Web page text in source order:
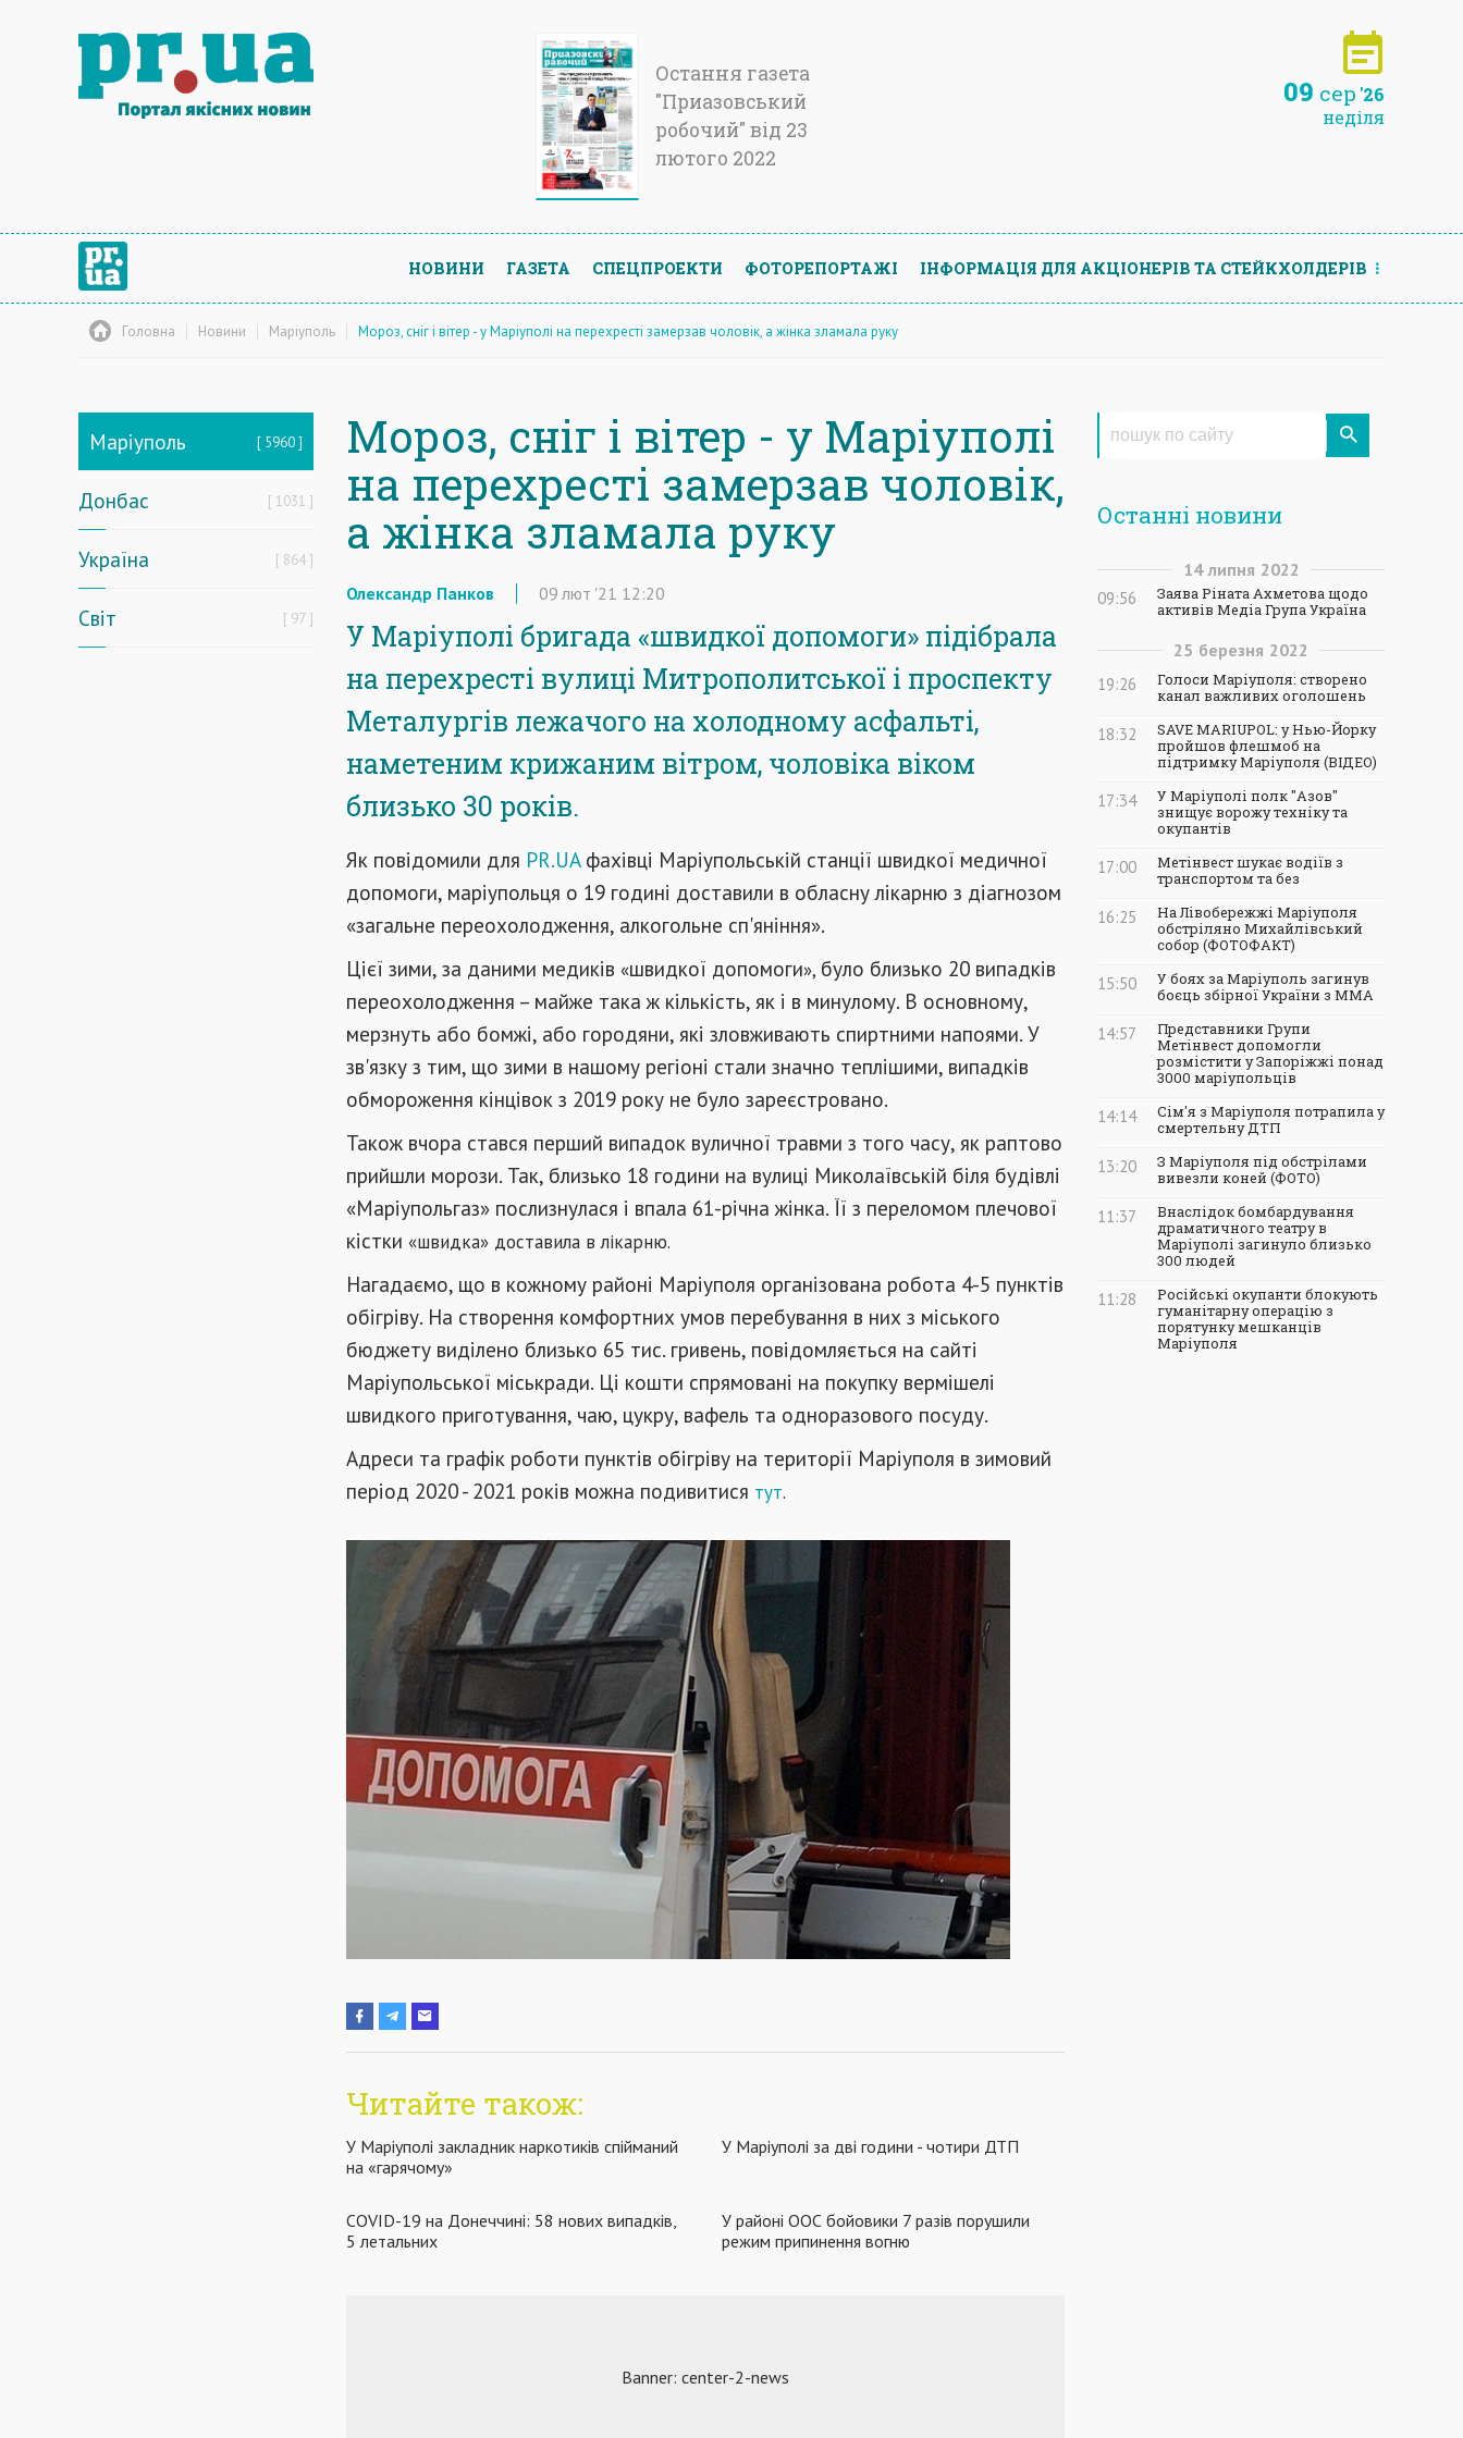
Остання газета
"Приазовський
робочий" від 23
лютого 2022
09 сер '26
неділя
НОВИНИ ГАЗЕТА СПЕЦПРОЕКТИ ФОТОРЕПОРТАЖІ ІНФОРМАЦIЯ ДЛЯ АКЦIОНЕРIВ ТА СТЕЙКХОЛДЕРIВ
Головна Новини Маріуполь Мороз, сніг і вітер - у Маріуполі на перехресті замерзав чоловік, а жінка зламала руку
Маріуполь 5960
Донбас 1031
Україна 864
Світ 97
Мороз, сніг і вітер - у Маріуполі
на перехресті замерзав чоловік,
а жінка зламала руку
Олександр Панков 09 лют '21 12:20
У Маріуполі бригада «швидкої допомоги» підібрала
на перехресті вулиці Митрополитської і проспекту
Металургів лежачого на холодному асфальті,
наметеним крижаним вітром, чоловіка віком
близько 30 років.
Як повідомили для PR.UAфахівці Маріупольській станції швидкої медичної
допомоги, маріупольця о 19 годині доставили в обласну лікарню з діагнозом
«загальне переохолодження, алкогольне сп'яніння».
Цієї зими, за даними медиків «швидкої допомоги», було близько 20 випадків
переохолодження – майже така ж кількість, як і в минулому. В основному,
мерзнуть або бомжі, або городяни, які зловживають спиртними напоями. У
зв'язку з тим, що зими в нашому регіоні стали значно теплішими, випадків
обмороження кінцівок з 2019 року не було зареєстровано.
Також вчора стався перший випадок вуличної травми з того часу, як раптово
прийшли морози. Так, близько 18 години на вулиці Миколаївській біля будівлі
«Маріупольгаз» послизнулася і впала 61-річна жінка. Її з переломом плечової
кістки «швидка» доставила в лікарню.
Нагадаємо, що в кожному районі Маріуполя організована робота 4-5 пунктів
обігріву. На створення комфортних умов перебування в них з міського
бюджету виділено близько 65 тис. гривень, повідомляється на сайті
Маріупольської міськради. Ці кошти спрямовані на покупку вермішелі
швидкого приготування, чаю, цукру, вафель та одноразового посуду.
Адреси та графік роботи пунктів обігріву на території Маріуполя в зимовий
період 2020 - 2021 років можна подивитися тут.
Читайте також:
У Маріуполі закладник наркотиків спійманий
на «гарячому»
У Маріуполі за дві години - чотири ДТП
COVID-19 на Донеччині: 58 нових випадків,
5 летальних
У районі ООС бойовики 7 разів порушили
режим припинення вогню
Останні новини
14 липня 2022
09:56
Заява Ріната Ахметова щодо
активів Медіа Група Україна
25 березня 2022
19:26
Голоси Маріуполя: створено
канал важливих оголошень
18:32
SAVE MARIUPOL: у Нью-Йорку
пройшов флешмоб на
підтримку Маріуполя (ВІДЕО)
17:34
У Маріуполі полк "Азов"
знищує ворожу техніку та
окупантів
17:00
Метінвест шукає водіїв з
транспортом та без
16:25
На Лівобережжі Маріуполя
обстріляно Михайлівський
собор (ФОТОФАКТ)
15:50
У боях за Маріуполь загинув
боєць збірної України з ММА
14:57
Представники Групи
Метінвест допомогли
розмістити у Запоріжжі понад
3000 маріупольців
14:14
Сім'я з Маріуполя потрапила у
смертельну ДТП
13:20
З Маріуполя під обстрілами
вивезли коней (ФОТО)
11:37
Внаслідок бомбардування
драматичного театру в
Маріуполі загинуло близько
300 людей
11:28
Російські окупанти блокують
гуманітарну операцію з
порятунку мешканців
Маріуполя